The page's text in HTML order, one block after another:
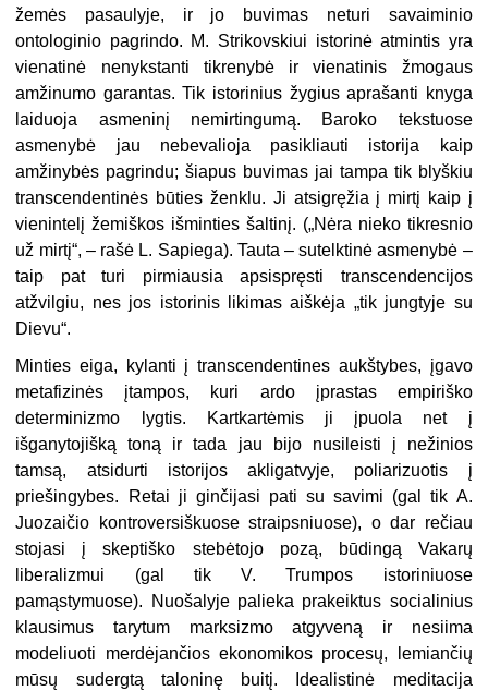
žemės pasaulyje, ir jo buvimas neturi savaiminio
ontologinio pagrindo. M. Strikovskiui istorinė atmintis yra
vienatinė nenykstanti tikrenybė ir vienatinis žmogaus
amžinumo garantas. Tik istorinius žygius aprašanti knyga
laiduoja asmeninį nemirtingumą. Baroko tekstuose
asmenybė jau nebevalioja pasikliauti istorija kaip
amžinybės pagrindu; šiapus buvimas jai tampa tik blyškiu
transcendentinės būties ženklu. Ji atsigręžia į mirtį kaip į
vienintelį žemiškos išminties šaltinį. („Nėra nieko tikresnio
už mirtį“, – rašė L. Sapiega). Tauta –sutelktinė asmenybė –
taip pat turi pirmiausia apsispręsti transcendencijos
atžvilgiu, nes jos istorinis likimas aiškėja „tik jungtyje su
Dievu“.
Minties eiga, kylanti į transcendentines aukštybes, įgavo
metafizinės įtampos, kuri ardo įprastas empiriško
determinizmo lygtis. Kartkartėmis ji įpuola net į
išganytojišką toną ir tada jau bijo nusileisti į nežinios
tamsą, atsidurti istorijos akligatvyje, poliarizuotis į
priešingybes. Retai ji ginčijasi pati su savimi (gal tik A.
Juozaičio kontroversiškuose straipsniuose), o dar rečiau
stojasi į skeptiško stebėtojo pozą, būdingą Vakarų
liberalizmui (gal tik V. Trumpos istoriniuose
pamąstymuose). Nuošalyje palieka prakeiktus socialinius
klausimus tarytum marksizmo atgyveną ir nesiima
modeliuoti merdėjančios ekonomikos procesų, lemiančių
mūsų sudergtą taloninę buitį. Idealistinė meditacija